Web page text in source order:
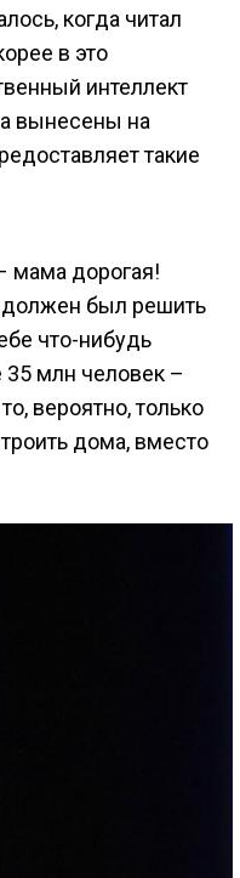
когда читал
в это
интеллект
вынесены на
такие
мама дорогая!
должен был решить
что-нибудь
35 млн человек –
вероятно, только
дома, вместо